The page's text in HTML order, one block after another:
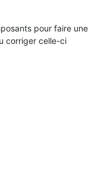
pour faire une
corriger celle-ci